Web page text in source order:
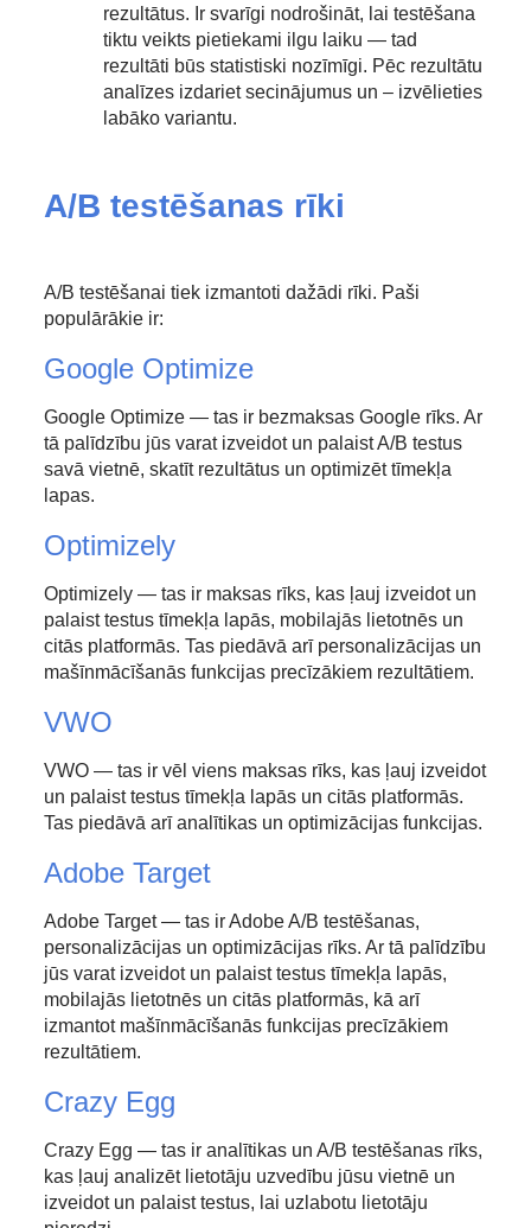
rezultātus. Ir svarīgi nodrošināt, lai testēšana
tiktu veikts pietiekami ilgu laiku — tad
rezultāti būs statistiski nozīmīgi. Pēc rezultātu
analīzes izdariet secinājumus un – izvēlieties
labāko variantu.
A/B testēšanas rīki
A/B testēšanai tiek izmantoti dažādi rīki. Paši
populārākie ir:
Google Optimize
Google Optimize — tas ir bezmaksas Google rīks. Ar
tā palīdzību jūs varat izveidot un palaist A/B testus
savā vietnē, skatīt rezultātus un optimizēt tīmekļa
lapas.
Optimizely
Optimizely — tas ir maksas rīks, kas ļauj izveidot un
palaist testus tīmekļa lapās, mobilajās lietotnēs un
citās platformās. Tas piedāvā arī personalizācijas un
mašīnmācīšanās funkcijas precīzākiem rezultātiem.
VWO
VWO — tas ir vēl viens maksas rīks, kas ļauj izveidot
un palaist testus tīmekļa lapās un citās platformās.
Tas piedāvā arī analītikas un optimizācijas funkcijas.
Adobe Target
Adobe Target — tas ir Adobe A/B testēšanas,
personalizācijas un optimizācijas rīks. Ar tā palīdzību
jūs varat izveidot un palaist testus tīmekļa lapās,
mobilajās lietotnēs un citās platformās, kā arī
izmantot mašīnmācīšanās funkcijas precīzākiem
rezultātiem.
Crazy Egg
Crazy Egg — tas ir analītikas un A/B testēšanas rīks,
kas ļauj analizēt lietotāju uzvedību jūsu vietnē un
izveidot un palaist testus, lai uzlabotu lietotāju